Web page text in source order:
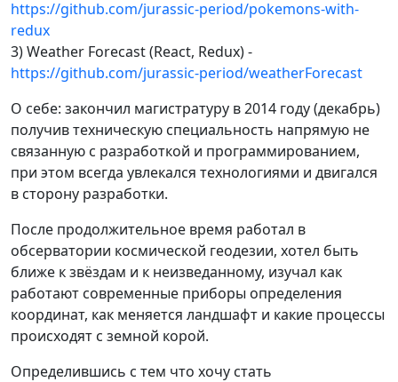
https://github.com/jurassic-period/pokemons-with-
redux
3) Weather Forecast (React, Redux) -
https://github.com/jurassic-period/weatherForecast
О себе: закончил магистратуру в 2014 году (декабрь)
получив техническую специальность напрямую не
связанную с разработкой и программированием,
при этом всегда увлекался технологиями и двигался
в сторону разработки.
После продолжительное время работал в
обсерватории космической геодезии, хотел быть
ближе к звёздам и к неизведанному, изучал как
работают современные приборы определения
координат, как меняется ландшафт и какие процессы
происходят с земной корой.
Определившись с тем что хочу стать